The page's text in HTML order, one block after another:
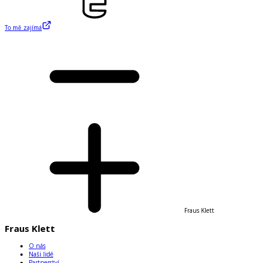
To mě zajímá
Fraus Klett
Fraus Klett
O nás
Naši lidé